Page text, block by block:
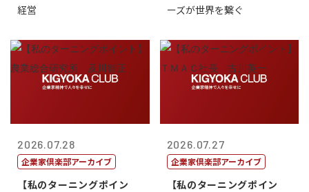
経営
ーズが世界を繋ぐ
2026.07.28
企業家倶楽部アーカイブ
【私のターニングポイン
2026.07.27
企業家倶楽部アーカイブ
【私のターニングポイン